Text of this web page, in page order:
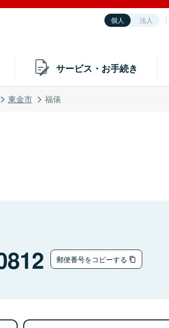
個人 法人
サービス・お手続き
東金市 福俵
郵便番号をコピーする